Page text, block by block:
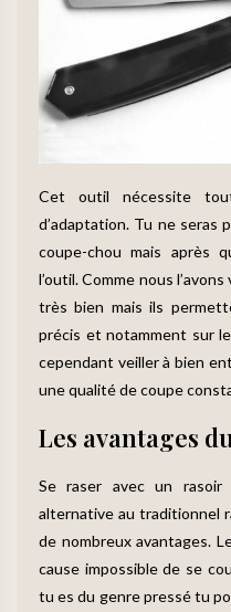
Cet outil nécessite
d’adaptation. Tu ne seras
coupe-chou mais après
l’outil. Comme nous
très bien mais ils
précis et notamment sur
cependant veiller à bien
une qualité de coupe
Les avantages
Se raser avec un
alternative au traditionnel
de nombreux avantages.
cause impossible de se
tu es du genre pressé tu